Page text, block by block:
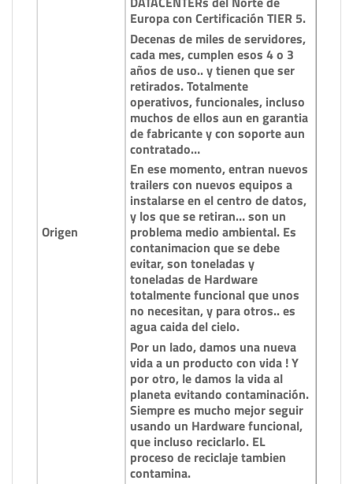
Origen
Europa con Certificación TIER 5.
Decenas de miles de servidores,
cada mes, cumplen esos 4 o 3
años de uso.. y tienen que ser
retirados. Totalmente
operativos, funcionales, incluso
muchos de ellos aun en garantia
de fabricante y con soporte aun
contratado…
En ese momento, entran nuevos
trailers con nuevos equipos a
instalarse en el centro de datos,
y los que se retiran… son un
problema medio ambiental. Es
contanimacion que se debe
evitar, son toneladas y
toneladas de Hardware
totalmente funcional que unos
no necesitan, y para otros.. es
agua caida del cielo.
Por un lado, damos una nueva
vida a un producto con vida ! Y
por otro, le damos la vida al
planeta evitando contaminación.
Siempre es mucho mejor seguir
usando un Hardware funcional,
que incluso reciclarlo. EL
proceso de reciclaje tambien
contamina.